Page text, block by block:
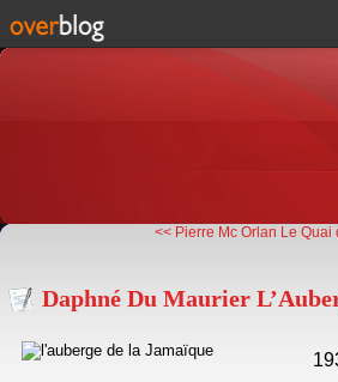
<< Pierre Mc Orlan Le Quai
Daphné Du Maurier